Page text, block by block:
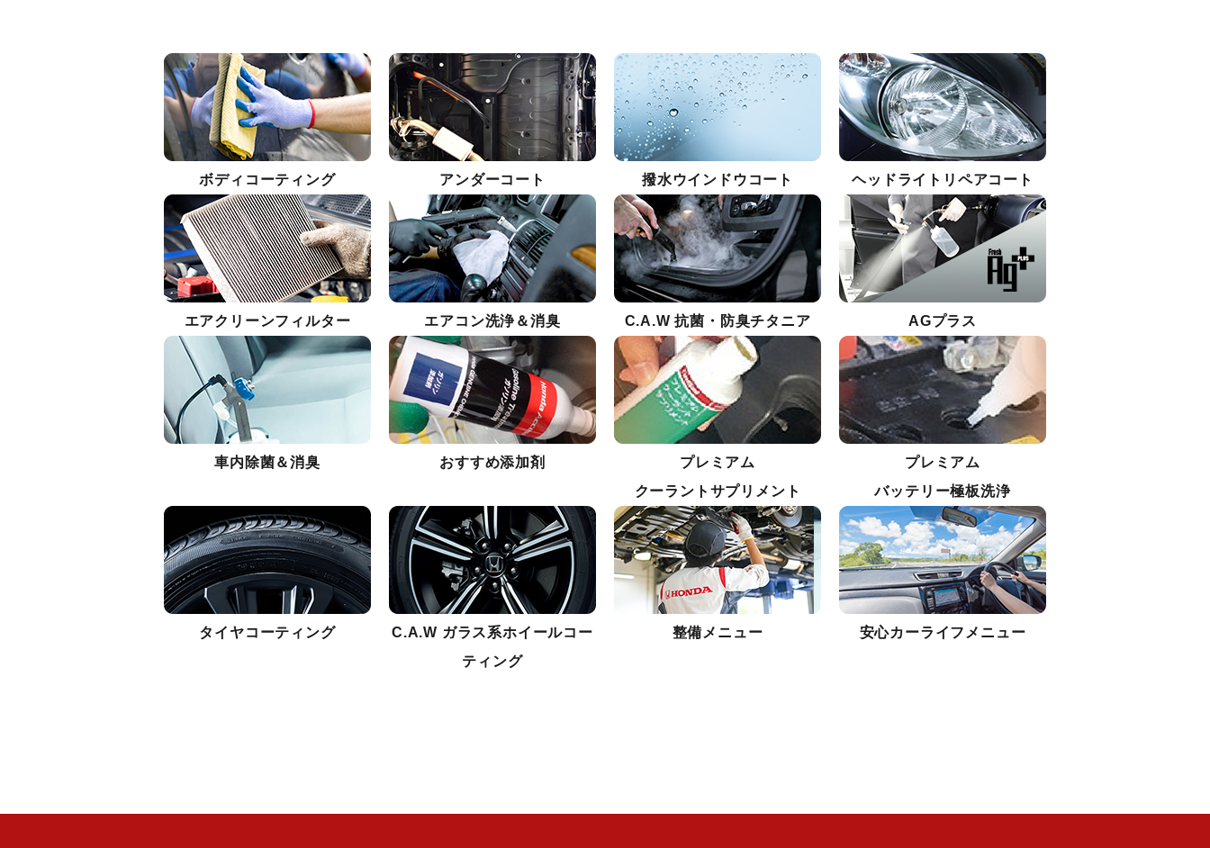
ボディコーティング アンダーコート 撥水ウインドウコート ヘッドライトリペアコート
エアクリーンフィルター エアコン洗浄＆消臭 C.A.W 抗菌・防臭チタニア AGプラス
車内除菌＆消臭 おすすめ添加剤
プレミアム
クーラントサプリメント
プレミアム
バッテリー極板洗浄
タイヤコーティング
C.A.W ガラス系ホイールコー
ティング
整備メニュー 安心カーライフメニュー